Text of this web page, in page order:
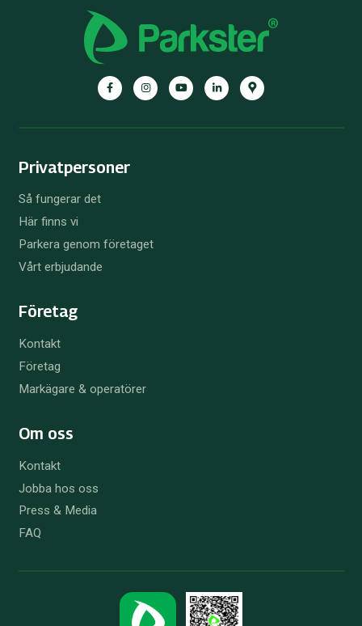
FacebookInstagramYouTubeLinkedInGoogle
Maps
Privatpersoner
Så fungerar det
Här finns vi
Parkera genom företaget
Vårt erbjudande
Företag
Kontakt
Företag
Markägare & operatörer
Om oss
Kontakt
Jobba hos oss
Press & Media
FAQ